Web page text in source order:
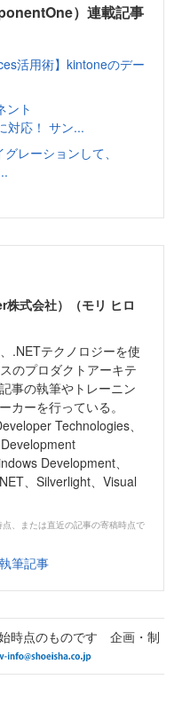
）連載記事
活用術】kintoneのデー
ント
対応！ サン...
レーションして、
式会社）（モリ ヒロ
.NETテクノロジーを使
のプロダクトアーキテ
事の執筆やトレーニン
カーを行っている。
Technologies、
Development、
、Silverlight、Visual
、または直近の記事の寄稿時点で
筆記事
時点のものです 企画・制